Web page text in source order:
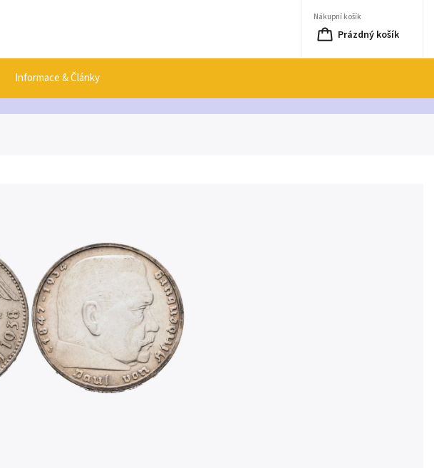
Nákupní košík
Prázdný košík
Informace & Články